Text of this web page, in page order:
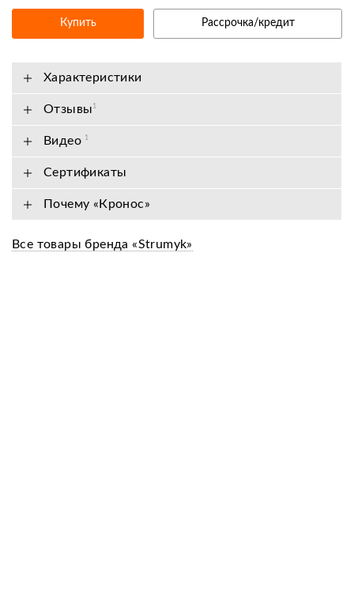
Купить Рассрочка/кредит
Характеристики
Отзывы 1
Видео 1
Сертификаты
Почему «Кронос»
Все товары бренда «Strumyk»